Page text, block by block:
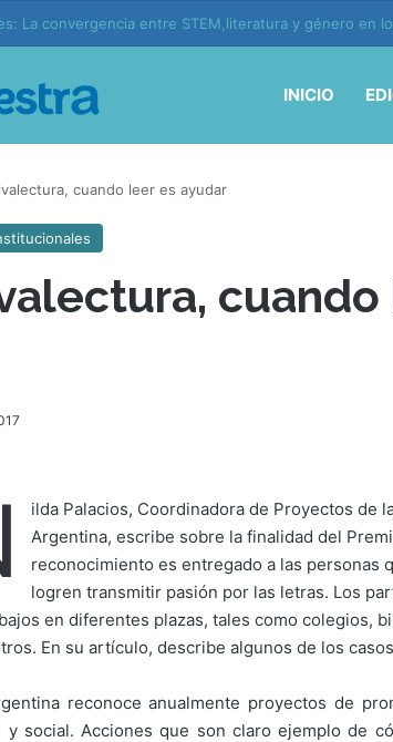
La convergencia entre STEM,literatura y género en
INICIO
cuando leer es ayudar
cuando
ilda Palacios, Coordinadora de Proyectos de
Argentina, escribe sobre la finalidad del
reconocimiento es entregado a las personas
logren transmitir pasión por las letras. Los
en diferentes plazas, tales como colegios,
En su artículo, describe algunos de los
reconoce anualmente proyectos de
y social. Acciones que son claro ejemplo de